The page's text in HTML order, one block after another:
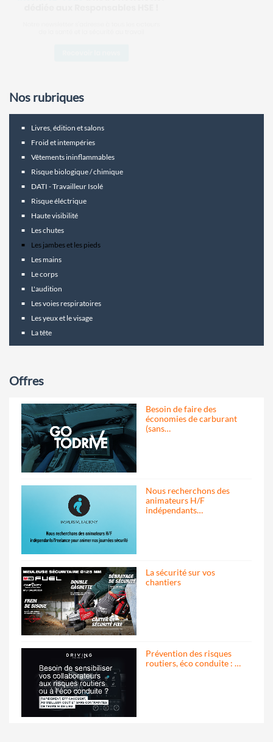
Nos rubriques
Livres, édition et salons
Froid et intempéries
Vêtements ininflammables
Risque biologique / chimique
DATI - Travailleur Isolé
Risque éléctrique
Haute visibilité
Les chutes
Les jambes et les pieds
Les mains
Le corps
L'audition
Les voies respiratoires
Les yeux et le visage
La tête
Offres
Besoin de faire des
économies de carburant
(sans…
Nous recherchons des
animateurs H/F
indépendants…
La sécurité sur vos
chantiers
Prévention des risques
routiers, éco conduite : …